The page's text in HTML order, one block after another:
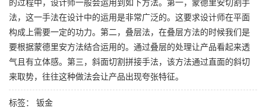
法，这一手法在设计中的运用是非常广泛的。这要求设计师在平面
构成上需要一定的功力。第二，叠层法，在叠层方法的时候我们是
要根据蒙德里安方法结合运用的。通过叠层的处理让产品看起来透
气且有立体感。第三，斜面切割拼接手法，该方法通过直面的斜切
来取势，往往这种做法会让产品出现夸张特征。
标签： 钣金